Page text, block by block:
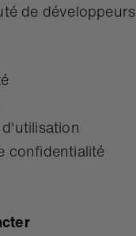
de développeurs
confidentialité